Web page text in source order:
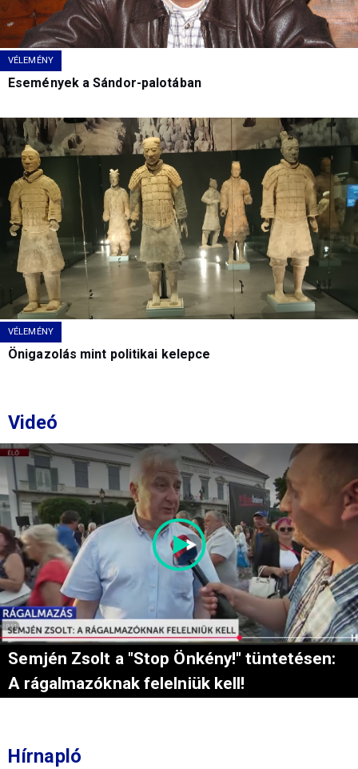
VÉLEMÉNY
Események a Sándor-palotában
VÉLEMÉNY
Önigazolás mint politikai kelepce
Videó
Semjén Zsolt a "Stop Önkény!" tüntetésen:
A rágalmazóknak felelniük kell!
Hírnapló